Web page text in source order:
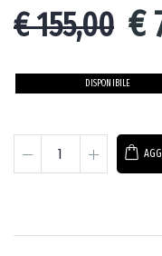
€ 155,00 €
DISPONIBILE